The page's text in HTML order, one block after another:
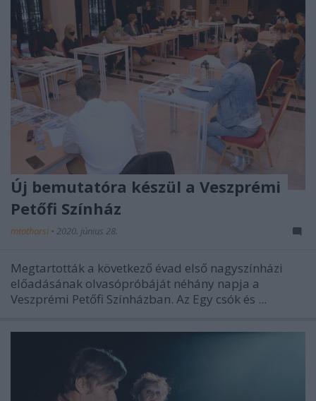
Új bemutatóra készül a Veszprémi
Petőfi Színház
mtothorsi • 2020. június 28.
Megtartották a következő évad első nagyszínházi
előadásának olvasópróbáját néhány napja a
Veszprémi Petőfi Színházban. Az Egy csók és ...